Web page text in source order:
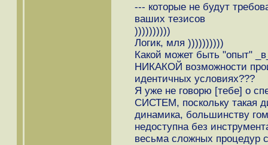
--- которые не будут
ваших тезисов
))))))))))
Логик, мля ))))))))))
Какой может быть "опыт"
НИКАКОЙ возможности
идентичных условиях???
Я уже не говорю [тебе] о
СИСТЕМ, поскольку такая
динамика, большинству
недоступна без
весьма сложных процедур